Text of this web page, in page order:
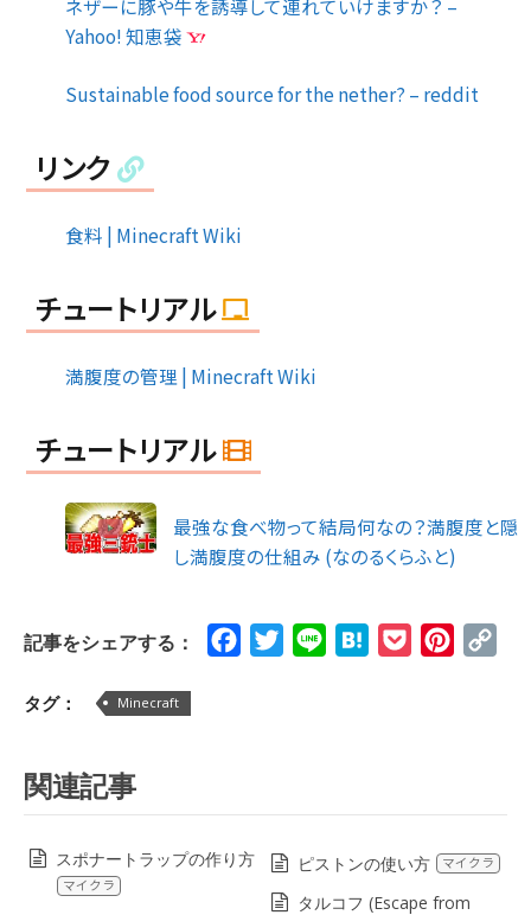
ネザーに豚や牛を誘導して連れていけますか？ –
Yahoo! 知恵袋
Sustainable food source for the nether? – reddit
リンク
食料 | Minecraft Wiki
チュートリアル
満腹度の管理 | Minecraft Wiki
チュートリアル
最強な食べ物って結局何なの？満腹度と隠
し満腹度の仕組み (なのるくらふと)
記事をシェアする： FacebookTwitterLine HatenaPocket
タグ： Minecraft
関連記事
スポナートラップの作り方
マイクラ
ピストンの使い方 マイクラ
タルコフ (Escape from